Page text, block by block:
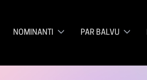
NOMINANTI PAR BALVU